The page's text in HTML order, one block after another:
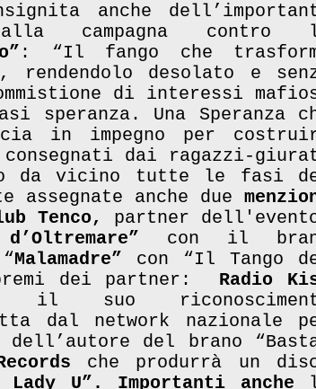
anche dell’i
campagna contro
: “Il fango che
rendendolo desolato e
di interessi
speranza. Una Speranza
in impegno per
dai ragazzi-
da vicino tutte le fasi d
assegnate anche due
Tenco, partner
con il
Malamadre” con “Il Tango
dei partner: Radio
suo
dal network nazionale
del brano
che produrrà un
Lady U”. Importanti anche